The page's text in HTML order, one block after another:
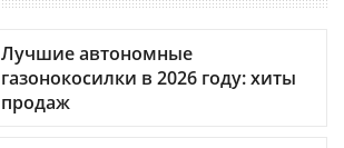
Лучшие автономные
газонокосилки в 2026 году: хиты
продаж